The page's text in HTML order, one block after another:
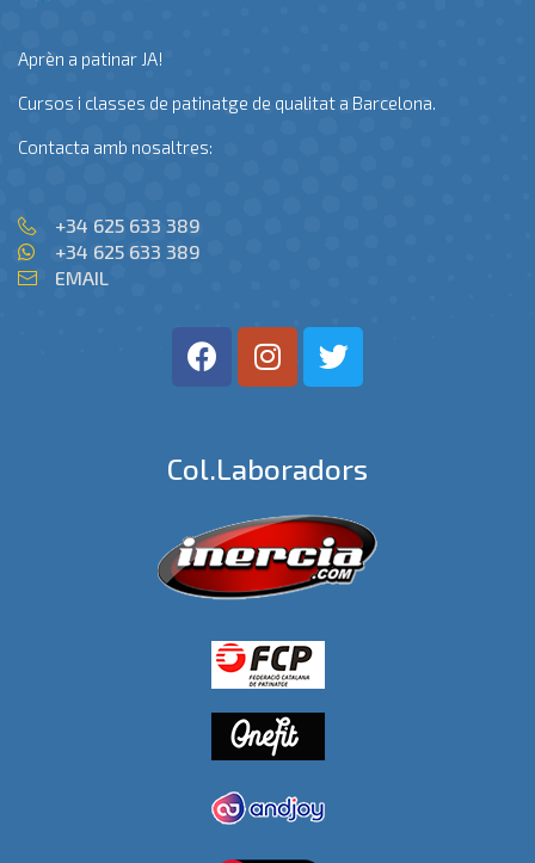
Aprèn a patinar JA!
Cursos i classes de patinatge de qualitat a Barcelona.
Contacta amb nosaltres:
+34 625 633 389
+34 625 633 389
EMAIL
Col.laboradors